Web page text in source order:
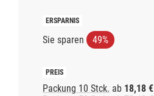
Sie sparen 49%
Packung 10 Stck. ab 18,18 €